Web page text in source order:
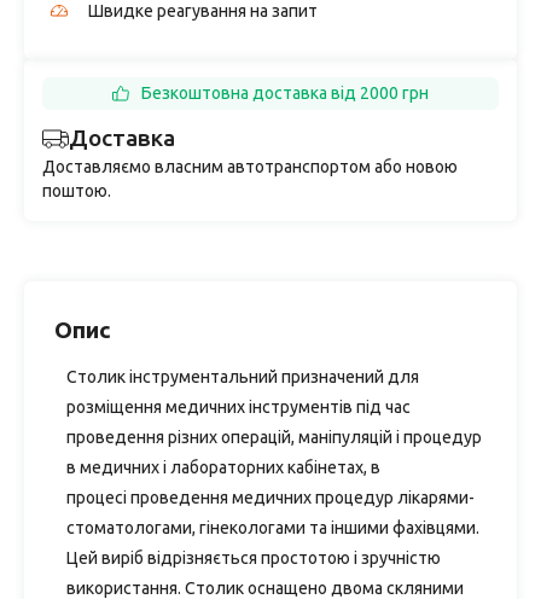
Швидке реагування на запит
Доставка
Доставляємо власним автотранспортом або новою
поштою.
Безкоштовна доставка від 2000 грн
Опис
Столик інструментальний призначений для
розміщення медичних інструментів під час
проведення різних операцій, маніпуляцій і процедур
в медичних і лабораторних кабінетах, в
процесі проведення медичних процедур лікарями-
стоматологами, гінекологами та іншими фахівцями.
Цей виріб відрізняється простотою і зручністю
використання. Столик оснащено двома скляними